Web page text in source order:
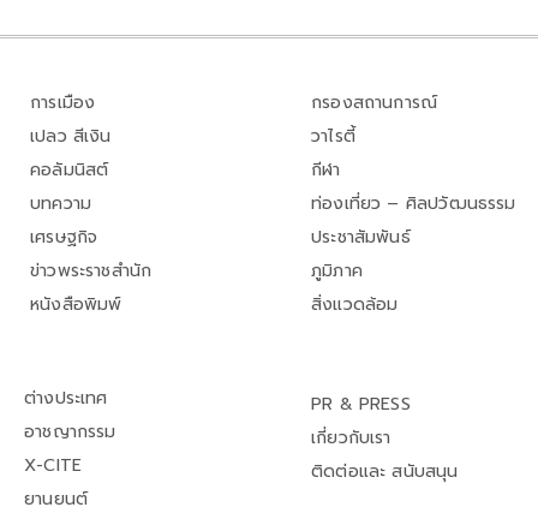
การเมือง
เปลว สีเงิน
คอลัมนิสต์
บทความ
เศรษฐกิจ
ข่าวพระราชสำนัก
หนังสือพิมพ์
กรองสถานการณ์
วาไรตี้
กีฬา
ท่องเที่ยว – ศิลปวัฒนธรรม
ประชาสัมพันธ์
ภูมิภาค
สิ่งแวดล้อม
ต่างประเทศ
อาชญากรรม
X-CITE
ยานยนต์
PR & PRESS
เกี่ยวกับเรา
ติดต่อและ สนับสนุน